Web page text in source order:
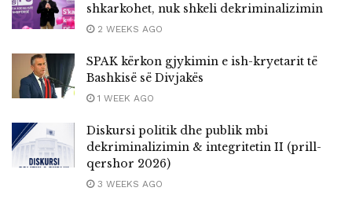
shkarkohet, nuk shkeli dekriminalizimin
2 WEEKS AGO
SPAK kërkon gjykimin e ish-kryetarit të
Bashkisë së Divjakës
1 WEEK AGO
Diskursi politik dhe publik mbi
dekriminalizimin & integritetin II (prill-
qershor 2026)
3 WEEKS AGO